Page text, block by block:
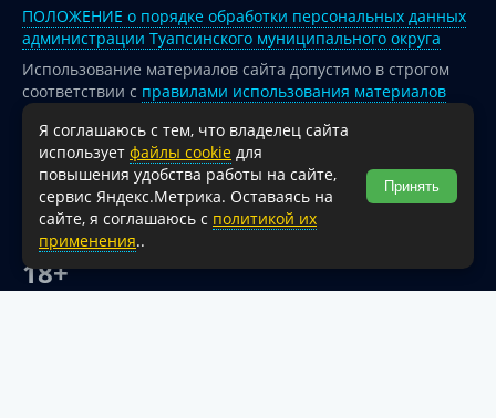
ПОЛОЖЕНИЕ о порядке обработки персональных данных
администрации Туапсинского муниципального округа
Использование материалов сайта допустимо в строгом
соответствии с правилами использования материалов
опубликованных на сайте
При перепечатке и использовании информации ссылка
на источник обязательна.
Для сайтов и страниц сети Интернет обязательна
активная гиперссылка на официальный интернет-портал
администрации Туапсинского муниципального округа.
18+
Я соглашаюсь с тем, что владелец сайта
использует файлы cookie для
повышения удобства работы на сайте,
сервис Яндекс.Метрика. Оставаясь на
сайте, я соглашаюсь с политикой их
применения..
Принять